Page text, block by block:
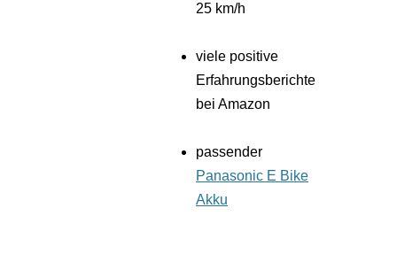
25 km/h
viele positive
Erfahrungsberichte
bei Amazon
passender
Panasonic E Bike
Akku